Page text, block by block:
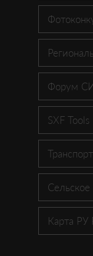
Форум
SXF Tools
Транспорт
Сельское
Карта РУ